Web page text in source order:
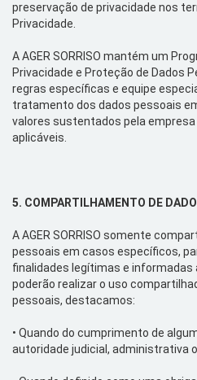
preservação de privacidade nos
Privacidade.
A AGER SORRISO mantém um
Privacidade e Proteção de Dados
regras específicas e equipe
tratamento dos dados pessoais
valores sustentados pela empresa
aplicáveis
5. COMPARTILHAMENTO DE
A AGER SORRISO somente
pessoais em casos específicos,
finalidades legítimas e informadas
poderão realizar o uso
pessoais, destacamos:
• Quando do cumprimento de
autoridade judicial, administrativa